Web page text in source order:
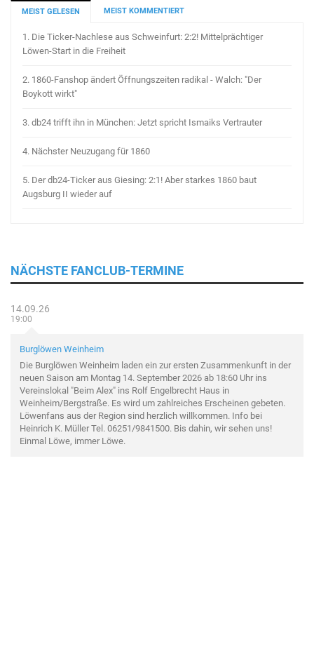
MEIST GELESEN MEIST KOMMENTIERT
1. Die Ticker-Nachlese aus Schweinfurt: 2:2! Mittelprächtiger
Löwen-Start in die Freiheit
2. 1860-Fanshop ändert Öffnungszeiten radikal - Walch: "Der
Boykott wirkt"
3. db24 trifft ihn in München: Jetzt spricht Ismaiks Vertrauter
4. Nächster Neuzugang für 1860
5. Der db24-Ticker aus Giesing: 2:1! Aber starkes 1860 baut
Augsburg II wieder auf
NÄCHSTE FANCLUB-TERMINE
14.09.26
19:00
Burglöwen Weinheim
Die Burglöwen Weinheim laden ein zur ersten Zusammenkunft in der
neuen Saison am Montag 14. September 2026 ab 18:60 Uhr ins
Vereinslokal "Beim Alex" ins Rolf Engelbrecht Haus in
Weinheim/Bergstraße. Es wird um zahlreiches Erscheinen gebeten.
Löwenfans aus der Region sind herzlich willkommen. Info bei
Heinrich K. Müller Tel. 06251/9841500. Bis dahin, wir sehen uns!
Einmal Löwe, immer Löwe.